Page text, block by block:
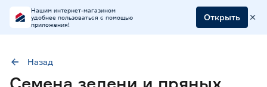
Нашим интернет-магазином
удобнее пользоваться с помощью
приложения!
Открыть
Наличие в магазинах
Назад